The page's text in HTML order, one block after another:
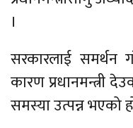
।
सरकारलाई
कारण प्रधानमन्त्री
समस्या उत्पन्न भएको